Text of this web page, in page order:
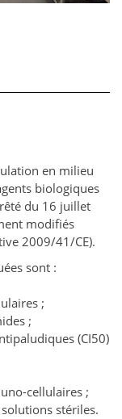
en milieu
biologiques
du 16 juillet
modifiés
2009/41/CE).
sont :
;
;
(CI50)
cellulaires ;
stériles.